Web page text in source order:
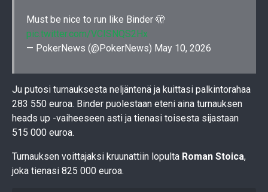
Must be nice to run like Binder 🫣
pic.twitter.com/VCISNQS2Hx
— PokerNews (@PokerNews) May 10, 2026
Ju putosi turnauksesta neljäntenä ja kuittasi palkintorahaa
283 550 euroa. Binder puolestaan eteni aina turnauksen
heads up -vaiheeseen asti ja tienasi toisesta sijastaan
515 000 euroa.
Turnauksen voittajaksi kruunattiin lopulta Roman Stoica,
joka tienasi 825 000 euroa.